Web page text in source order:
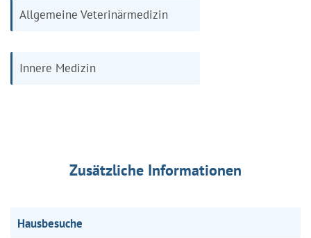
Allgemeine Veterinärmedizin
Innere Medizin
Zusätzliche Informationen
Hausbesuche